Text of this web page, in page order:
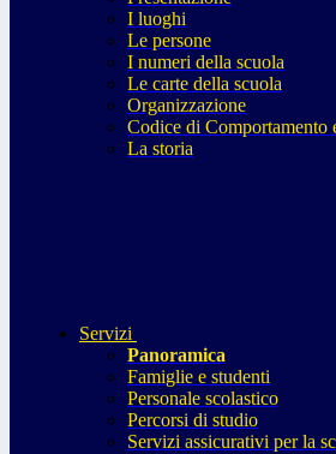
I luoghi
Le persone
I numeri della scuola
Le carte della scuola
Organizzazione
Codice di Comportamento
La storia
Servizi
Panoramica
Famiglie e studenti
Personale scolastico
Percorsi di studio
Servizi assicurativi per la